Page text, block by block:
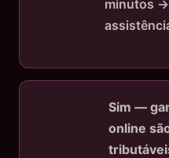
minutos
Sim —
online